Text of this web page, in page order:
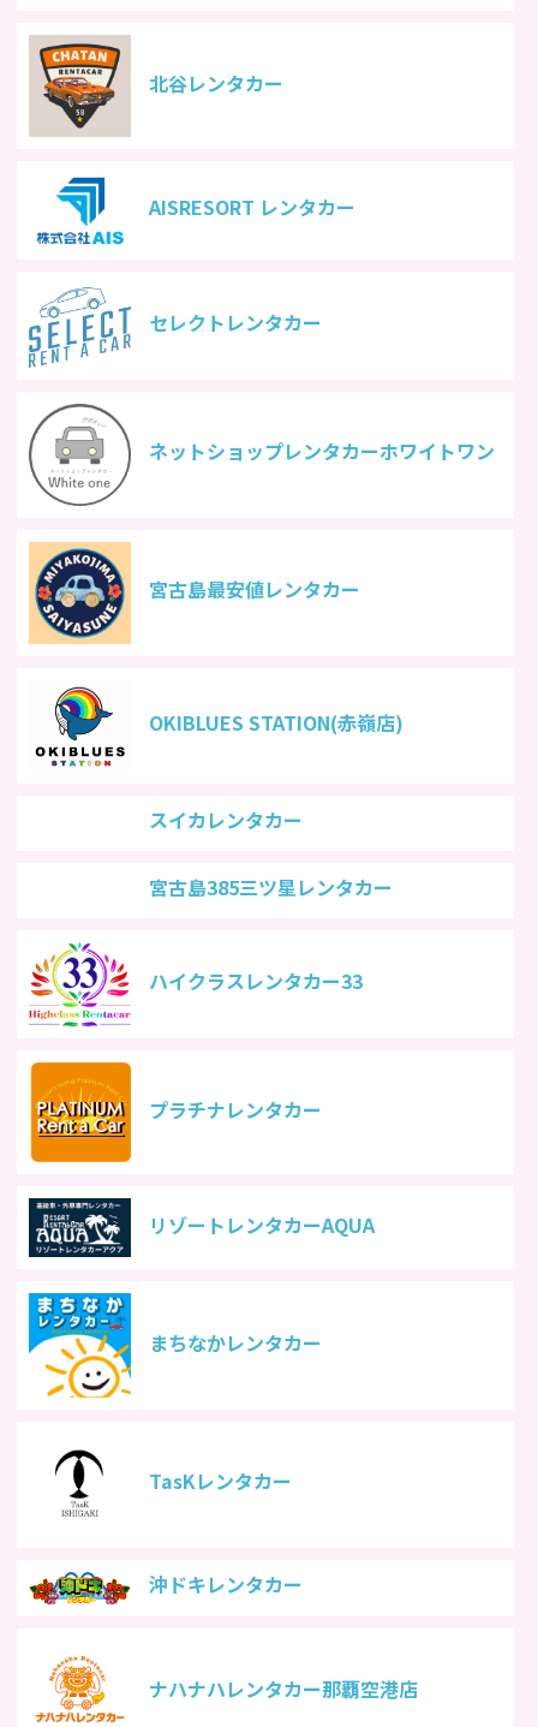
北谷レンタカー
AISRESORT レンタカー
セレクトレンタカー
ネットショップレンタカーホワイトワン
宮古島最安値レンタカー
OKIBLUES STATION(赤嶺店)
スイカレンタカー
宮古島385三ツ星レンタカー
ハイクラスレンタカー33
プラチナレンタカー
リゾートレンタカーAQUA
まちなかレンタカー
TasKレンタカー
沖ドキレンタカー
ナハナハレンタカー那覇空港店